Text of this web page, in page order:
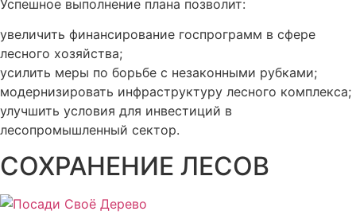
Успешное выполнение плана позволит:
увеличить финансирование госпрограмм в сфере
лесного хозяйства;
усилить меры по борьбе с незаконными рубками;
модернизировать инфраструктуру лесного комплекса;
улучшить условия для инвестиций в
лесопромышленный сектор.
СОХРАНЕНИЕ ЛЕСОВ